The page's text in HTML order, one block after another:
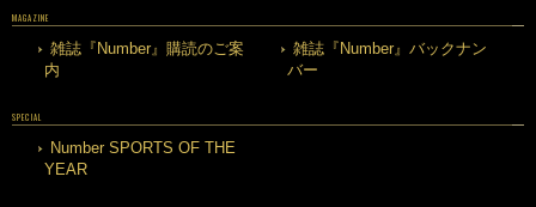
MAGAZINE
雑誌『Number』購読のご案
内
雑誌『Number』バックナン
バー
SPECIAL
Number SPORTS OF THE
YEAR